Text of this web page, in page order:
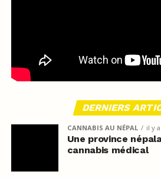
DERNIERS
CANNABIS AU NÉPAL il y
Une province
cannabis médical